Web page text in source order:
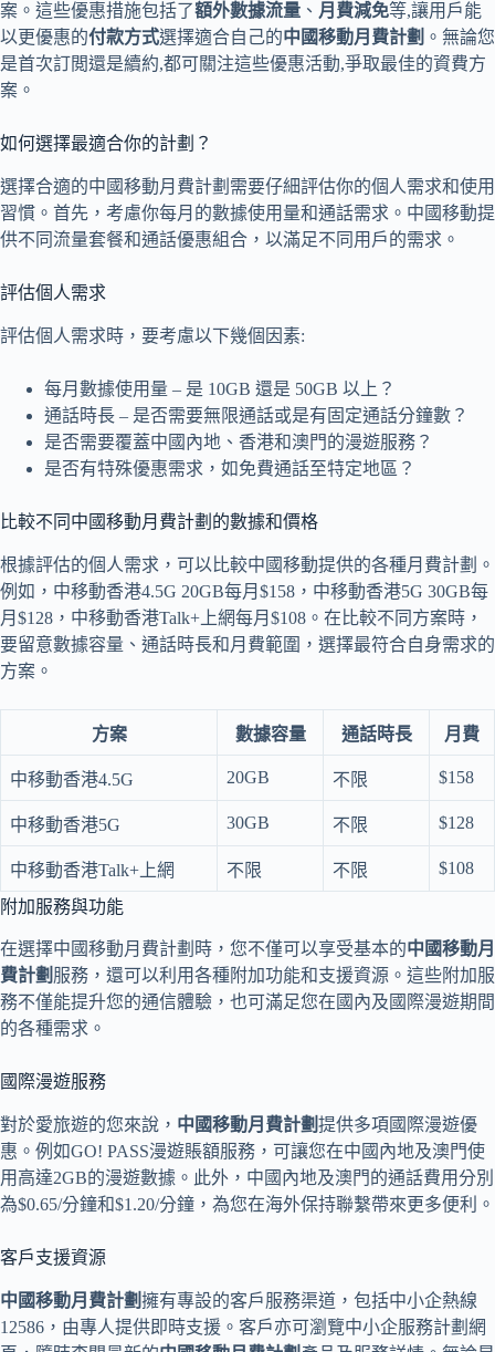
案。這些優惠措施包括了額外數據流量 、 月費減免等,讓用戶能
以更優惠的付款方式選擇適合自己的中國移動月費計劃 。無論您
是首次訂閲還是續約,都可關注這些優惠活動,爭取最佳的資費方
案。
如何選擇最適合你的計劃？
選擇合適的中國移動月費計劃需要仔細評估你的個人需求和使用
習慣。首先，考慮你每月的數據使用量和通話需求。中國移動提
供不同流量套餐和通話優惠組合，以滿足不同用戶的需求。
評估個人需求
評估個人需求時，要考慮以下幾個因素:
每月數據使用量 – 是 10GB 還是 50GB 以上？
通話時長 – 是否需要無限通話或是有固定通話分鐘數？
是否需要覆蓋中國內地、香港和澳門的漫遊服務？
是否有特殊優惠需求，如免費通話至特定地區？
比較不同中國移動月費計劃的數據和價格
根據評估的個人需求，可以比較中國移動提供的各種月費計劃。
例如，中移動香港4.5G 20GB每月$158，中移動香港5G 30GB每
月$128，中移動香港Talk+上網每月$108。在比較不同方案時，
要留意數據容量、通話時長和月費範圍，選擇最符合自身需求的
方案。
方案 數據容量 通話時長 月費
中移動香港4.5G 20GB 不限 $158
中移動香港5G 30GB 不限 $128
中移動香港Talk+上網 不限 不限 $108
附加服務與功能
在選擇中國移動月費計劃時，您不僅可以享受基本的中國移動月
費計劃 服務，還可以利用各種附加功能和支援資源。這些附加服
務不僅能提升您的通信體驗，也可滿足您在國內及國際漫遊期間
的各種需求。
國際漫遊服務
對於愛旅遊的您來說， 中國移動月費計劃提供多項國際漫遊優
惠。例如GO! PASS漫遊賬額服務，可讓您在中國內地及澳門使
用高達2GB的漫遊數據。此外，中國內地及澳門的通話費用分別
為$0.65/分鐘和$1.20/分鐘，為您在海外保持聯繫帶來更多便利。
客戶支援資源
中國移動月費計劃擁有專設的客戶服務渠道，包括中小企熱線
12586，由專人提供即時支援。客戶亦可瀏覽中小企服務計劃網